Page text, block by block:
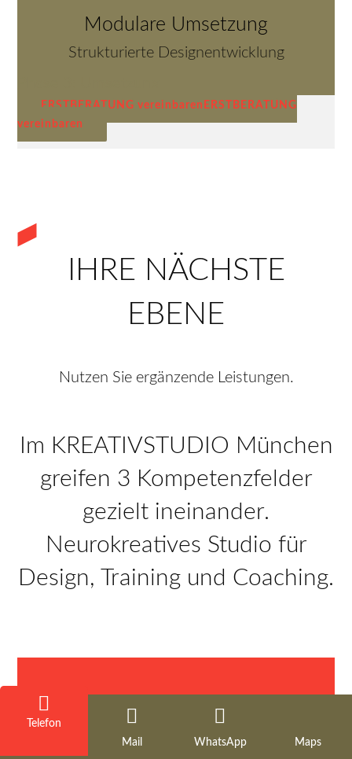
Modulare Umsetzung
Strukturierte Designentwicklung
ERSTBERATUNG vereinbaren ERSTBERATUNG
vereinbaren
IHRE NÄCHSTE
EBENE
Nutzen Sie ergänzende Leistungen.
Im KREATIVSTUDIO München
greifen 3 Kompetenzfelder
gezielt ineinander.
Neurokreatives Studio für
Design, Training und Coaching.
MedienMANUFAKTUR
Telefon
Mail
WhatsApp Maps